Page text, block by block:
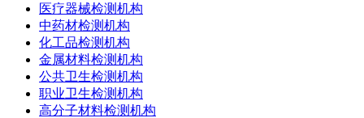
医疗器械检测机构
中药材检测机构
化工品检测机构
金属材料检测机构
公共卫生检测机构
职业卫生检测机构
高分子材料检测机构